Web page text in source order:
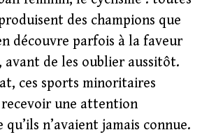
des champions que
découvre parfois à la faveur
avant de les oublier aussitôt.
ces sports minoritaires
recevoir une attention
n’avaient jamais connue.